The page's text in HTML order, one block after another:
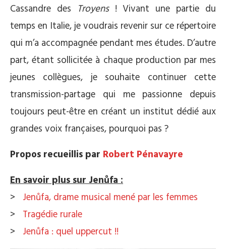
Cassandre des Troyens! Vivant une partie du
temps en Italie, je voudrais revenir sur ce répertoire
qui m’a accompagnée pendant mes études. D’autre
part, étant sollicitée à chaque production par mes
jeunes collègues, je souhaite continuer cette
transmission-partage qui me passionne depuis
toujours peut-être en créant un institut dédié aux
grandes voix françaises, pourquoi pas ?
Propos recueillis par Robert Pénavayre
En savoir plus sur Jenůfa :
> Jenůfa, drame musical mené par les femmes
> Tragédie rurale
> Jenůfa : quel uppercut !!